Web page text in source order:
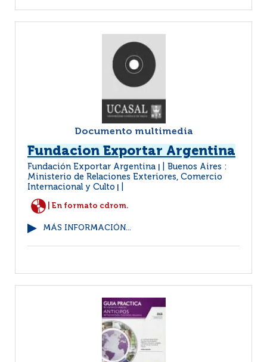
Documento multimedia
Fundacion Exportar Argentina
Fundación Exportar Argentina
Buenos Aires :
Ministerio de Relaciones Exteriores, Comercio
Internacional y Culto
| En formato cdrom.
MÁS INFORMACIÓN...